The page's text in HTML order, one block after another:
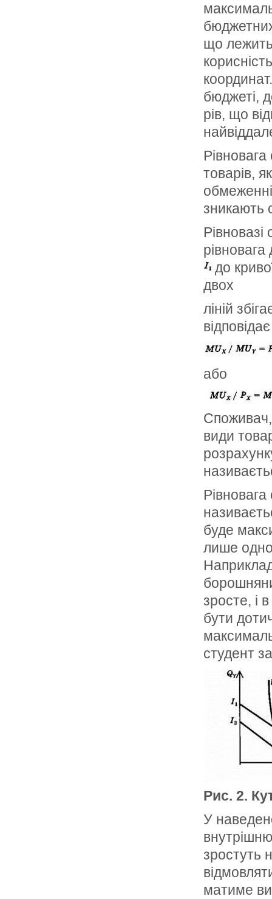
що лежить
бюджеті,
рів, що
Рівновага
товарів,
зникають
до
двох
ліній
або
Споживач,
види
буде
лише
зросте, і
бути
студент
Рис. 2.
У
зростуть
матиме